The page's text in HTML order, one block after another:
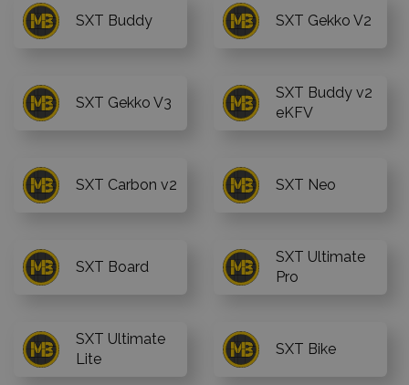
SXT Buddy SXT Gekko V2
SXT Gekko V3
SXT Buddy v2
eKFV
SXT Carbon v2 SXT Neo
SXT Board
SXT Ultimate
Pro
SXT Ultimate
Lite
SXT Bike